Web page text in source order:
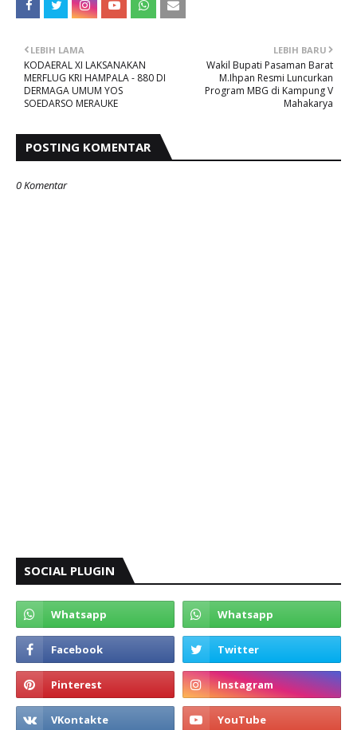
LEBIH BARU
Wakil Bupati Pasaman Barat
M.Ihpan Resmi Luncurkan
Program MBG di Kampung V
Mahakarya
LEBIH LAMA
KODAERAL XI LAKSANAKAN
MERFLUG KRI HAMPALA - 880 DI
DERMAGA UMUM YOS
SOEDARSO MERAUKE
POSTING KOMENTAR
0 Komentar
SOCIAL PLUGIN